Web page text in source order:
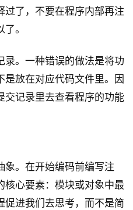
过了，不要在程序内部再注
。
录。一种错误的做法是将功
是放在对应代码文件里。因
交记录里去查看程序的功能
象。在开始编码前编写注
核心要素：模块或对象中最
促进我们去思考，而不是简